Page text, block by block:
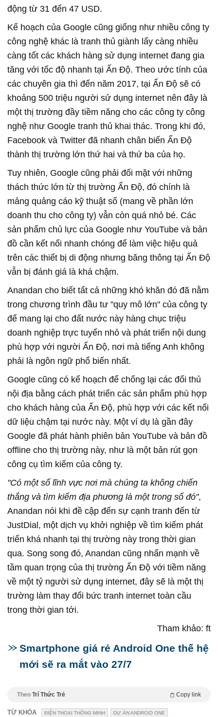
động từ 31 đến 47 USD.
Kế hoạch của Google cũng giống như nhiều công ty
công nghệ khác là tranh thủ giành lấy càng nhiều
càng tốt các khách hàng sử dụng internet đang gia
tăng với tốc độ nhanh tại Ấn Độ. Theo ước tính của
các chuyên gia thì đến năm 2017, tại Ấn Độ sẽ có
khoảng 500 triệu người sử dụng internet nên đây là
một thị trường đầy tiềm năng cho các công ty công
nghệ như Google tranh thủ khai thác. Trong khi đó,
Facebook và Twitter đã nhanh chân biến Ấn Độ
thành thị trường lớn thứ hai và thứ ba của họ.
Tuy nhiên, Google cũng phải đối mặt với những
thách thức lớn từ thị trường Ấn Độ, đó chính là
mảng quảng cáo kỹ thuật số (mang về phần lớn
doanh thu cho công ty) vẫn còn quá nhỏ bé. Các
sản phẩm chủ lực của Google như YouTube và bản
đồ cần kết nối nhanh chóng để làm việc hiệu quả
trên các thiết bị di động nhưng băng thông tại Ấn Độ
vẫn bị đánh giá là khá chậm.
Anandan cho biết tất cả những khó khăn đó đã nằm
trong chương trình đầu tư "quy mô lớn" của công ty
để mang lại cho đất nước này hàng chục triệu
doanh nghiệp trực tuyến nhỏ và phát triển nội dung
phù hợp với người Ấn Độ, nơi mà tiếng Anh không
phải là ngôn ngữ phổ biến nhất.
Google cũng có kế hoạch để chống lại các đối thủ
nội địa bằng cách phát triển các sản phẩm phù hợp
cho khách hàng của Ấn Độ, phù hợp với các kết nối
dữ liệu chậm tại nước này. Một ví dụ là gần đây
Google đã phát hành phiên bản YouTube và bản đồ
offline cho thị trường này, như là một bản rút gọn
công cụ tìm kiếm của công ty.
"Có một số lĩnh vực nơi mà chúng ta không chiến
thắng và tìm kiếm địa phương là một trong số đó",
Anandan nói khi đề cập đến sự cạnh tranh đến từ
JustDial, một dịch vụ khởi nghiệp về tìm kiếm phát
triển khá nhanh tại thị trường này trong thời gian
qua. Song song đó, Anandan cũng nhấn mạnh về
tầm quan trọng của thị trường Ấn Độ với tiềm năng
về một tỷ người sử dụng internet, đây sẽ là một thị
trường làm thay đổi bức tranh internet toàn cầu
trong thời gian tới.
Tham khảo: ft
Smartphone giá rẻ Android One thế hệ
mới sẽ ra mắt vào 27/7
Theo Trí Thức Trẻ Copy link
TỪ KHÓA ĐIỆN THOẠI THÔNG MINH DỰ ÁN ANDROID ONE